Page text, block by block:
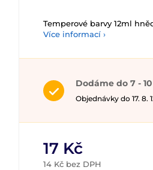
Temperové barvy 12ml
Více informací ›
Dodáme do 7 -
Objednávky do 17. 8.
17 Kč
14 Kč bez DPH